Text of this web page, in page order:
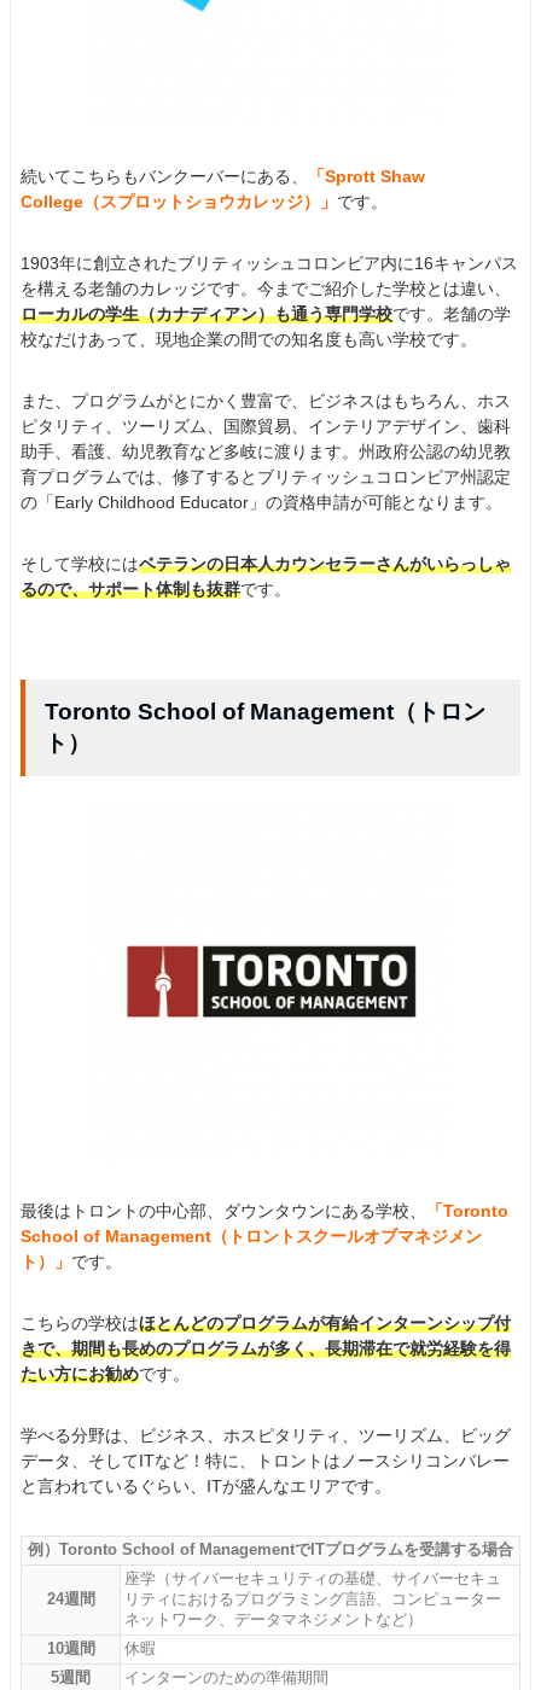
続いてこちらもバンクーバーにある、
「Sprott Shaw
College（スプロットショウカレッジ）」 です。
1903年に創立されたブリティッシュコロンビア内に16キャンパス
を構える老舗のカレッジです。今までご紹介した学校とは違い、
ローカルの学生（カナディアン）も通う専門学校です。老舗の学
校なだけあって、現地企業の間での知名度も高い学校です。
また、プログラムがとにかく豊富で、ビジネスはもちろん、ホス
ピタリティ、ツーリズム、国際貿易、インテリアデザイン、歯科
助手、看護、幼児教育など多岐に渡ります。州政府公認の幼児教
育プログラムでは、修了するとブリティッシュコロンビア州認定
の「Early Childhood Educator」の資格申請が可能となります。
そして学校にはベテランの日本人カウンセラーさんがいらっしゃ
るので、サポート体制も抜群です。
Toronto School of Management（トロン
ト）
最後はトロントの中心部、ダウンタウンにある学校、
「Toronto
School of Management（トロントスクールオブマネジメン
ト）」 です。
こちらの学校はほとんどのプログラムが有給インターンシップ付
きで、期間も長めのプログラムが多く、長期滞在で就労経験を得
たい方にお勧めです。
学べる分野は、ビジネス、ホスピタリティ、ツーリズム、ビッグ
データ、そしてITなど！特に、トロントはノースシリコンバレー
と言われているぐらい、ITが盛んなエリアです。
例）Toronto School of ManagementでITプログラムを受講する場合
24週間
座学（サイバーセキュリティの基礎、サイバーセキュ
リティにおけるプログラミング言語、コンピューター
ネットワーク、データマネジメントなど）
10週間
休暇
5週間
インターンのための準備期間